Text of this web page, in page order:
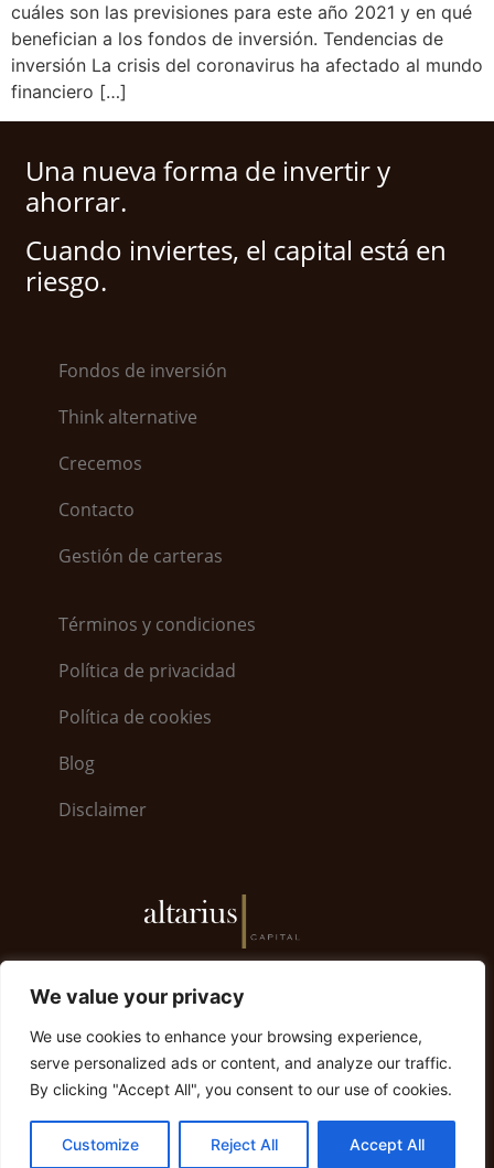
We value your privacy
We use cookies to enhance your browsing experience,
serve personalized ads or content, and analyze our traffic.
By clicking "Accept All", you consent to our use of cookies.
Customize Reject All Accept All
cuáles son las previsiones para este año 2021 y en qué
benefician a los fondos de inversión. Tendencias de
inversión La crisis del coronavirus ha afectado al mundo
financiero […]
1AA Gibraltar | Gibraltar +350 200 79008
info@altariuscapital.com
© 2023 Altarius Capital. Todos los derechos
reservados.
Una nueva forma de invertir y
ahorrar.
Cuando inviertes, el capital está en
riesgo.
Fondos de inversión
Think alternative
Crecemos
Contacto
Gestión de carteras
Términos y condiciones
Política de privacidad
Política de cookies
Blog
Disclaimer